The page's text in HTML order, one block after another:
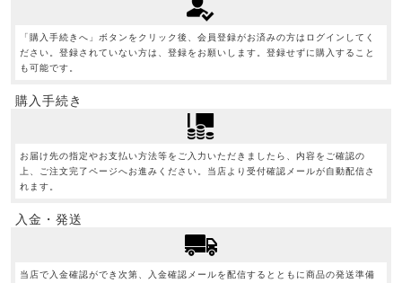
「購入手続きへ」ボタンをクリック後、会員登録がお済みの方はログインしてく
ださい。登録されていない方は、登録をお願いします。登録せずに購入すること
も可能です。
購入手続き
お届け先の指定やお支払い方法等をご入力いただきましたら、内容をご確認の
上、ご注文完了ページへお進みください。当店より受付確認メールが自動配信さ
れます。
入金・発送
当店で入金確認ができ次第、入金確認メールを配信するとともに商品の発送準備